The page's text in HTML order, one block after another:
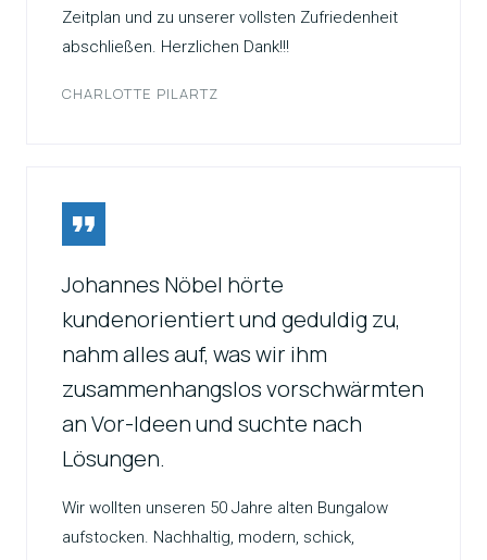
Zeitplan und zu unserer vollsten Zufriedenheit
abschließen. Herzlichen Dank!!!
CHARLOTTE PILARTZ
Johannes Nöbel hörte
kundenorientiert und geduldig zu,
nahm alles auf, was wir ihm
zusammenhangslos vorschwärmten
an Vor-Ideen und suchte nach
Lösungen.
Wir wollten unseren 50 Jahre alten Bungalow
aufstocken. Nachhaltig, modern, schick,